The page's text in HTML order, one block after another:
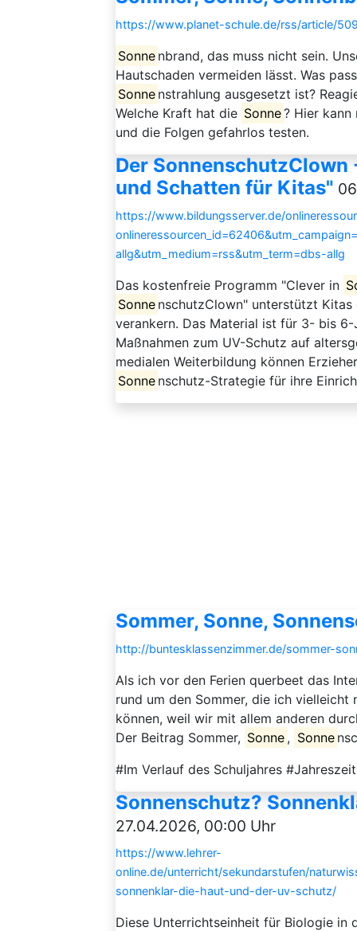
https://www.planet-schule.de/rss/article/
Sonne nbrand, das muss nicht sein.
Hautschaden vermeiden lässt. Was
Sonne nstrahlung ausgesetzt ist?
Welche Kraft hat die Sonne? Hier
und die Folgen gefahrlos testen.
Der SonnenschutzClown
und Schatten für Kitas"
https://www.bildungsserver.de/
allg&utm_medium=rss&utm_term=dbs-allg
Das kostenfreie Programm "Clever in
Sonne nschutzClown" unterstützt
verankern. Das Material ist für 3- bis
Maßnahmen zum UV-Schutz auf
medialen Weiterbildung können
Sonne nschutz-Strategie für ihre
Sommer, Sonne,
http://buntesklassenzimmer.de/sommer-
Als ich vor den Ferien querbeet das
rund um den Sommer, die ich vielleicht
können, weil wir mit allem anderen
Der Beitrag Sommer, Sonne , Sonne
#Im Verlauf des Schuljahres
Sonnenschutz?
27.04.2026, 00:00 Uhr
https://www.lehrer-
online.de/unterricht/sekundarstufen/
sonnenklar-die-haut-und-der-uv-schutz/
Diese Unterrichtseinheit für Biologie in